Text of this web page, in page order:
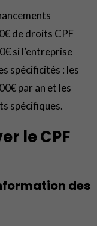
de droits CPF
si l’entreprise
spécificités : les
par an et les
spécifiques.
le CPF
des